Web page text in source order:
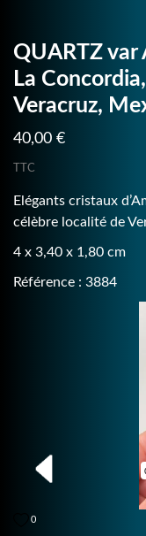
QUARTZ var
La
Veracruz,
40,00 €
TTC
Elégants cristaux
célèbre localité de
4 x 3,40 x 1,80 cm
Référence : 3884
0